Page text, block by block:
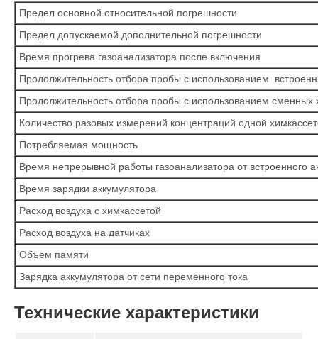
Предел основной относительной погрешности
Предел допускаемой дополнительной погрешности
Время прогрева газоанализатора после включения
Продолжительность отбора пробы с использованием
Продолжительность отбора пробы с использованием сменных
Количество разовых измерений концентраций одной
Потребляемая мощность
Время непрерывной работы газоанализатора от встроенного
Время зарядки аккумулятора
Расход воздуха с химкассетой
Расход воздуха на датчиках
Объем памяти
Зарядка аккумулятора от сети переменного тока
Технические характеристики